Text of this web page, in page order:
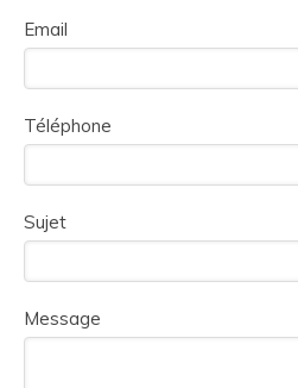
Email
Téléphone
Sujet
Message